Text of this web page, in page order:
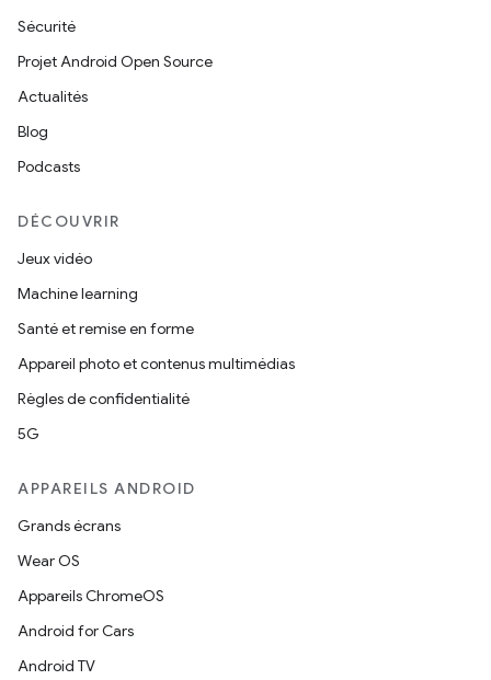
Sécurité
Projet Android Open Source
Actualités
Blog
Podcasts
DÉCOUVRIR
Jeux vidéo
Machine learning
Santé et remise en forme
Appareil photo et contenus multimédias
Règles de confidentialité
5G
APPAREILS ANDROID
Grands écrans
Wear OS
Appareils ChromeOS
Android for Cars
Android TV